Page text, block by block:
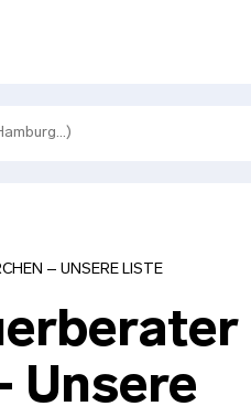
– UNSERE LISTE
Unsere